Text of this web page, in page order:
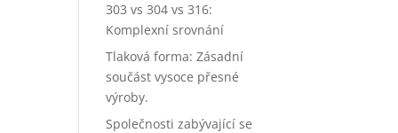
303 vs 304 vs 316:
Komplexní srovnání
Tlaková forma: Zásadní
součást vysoce přesné
výroby.
Společnosti zabývající se